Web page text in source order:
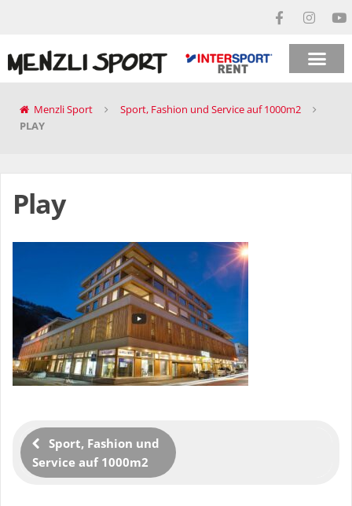
Menzli Sport
Sport, Fashion und Service auf 1000m2
PLAY
Play
Sport, Fashion und
Service auf 1000m2